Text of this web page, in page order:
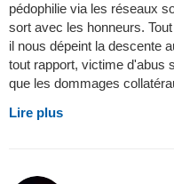
pédophilie via les réseaux
sort avec les honneurs.
il nous dépeint la descente
tout rapport, victime d'abus
que les dommages
Lire plus